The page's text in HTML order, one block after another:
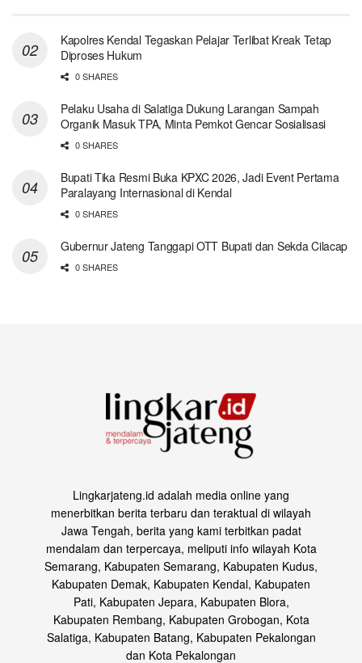
Kapolres Kendal Tegaskan Pelajar Terlibat Kreak Tetap
Diproses Hukum
0 SHARES
Pelaku Usaha di Salatiga Dukung Larangan Sampah
Organik Masuk TPA, Minta Pemkot Gencar Sosialisasi
0 SHARES
Bupati Tika Resmi Buka KPXC 2026, Jadi Event Pertama
Paralayang Internasional di Kendal
0 SHARES
Gubernur Jateng Tanggapi OTT Bupati dan Sekda Cilacap
0 SHARES
Lingkarjateng.id adalah media online yang
menerbitkan berita terbaru dan teraktual di wilayah
Jawa Tengah, berita yang kami terbitkan padat
mendalam dan terpercaya, meliputi info wilayah Kota
Semarang, Kabupaten Semarang, Kabupaten Kudus,
Kabupaten Demak, Kabupaten Kendal, Kabupaten
Pati, Kabupaten Jepara, Kabupaten Blora,
Kabupaten Rembang, Kabupaten Grobogan, Kota
Salatiga, Kabupaten Batang, Kabupaten Pekalongan
dan Kota Pekalongan